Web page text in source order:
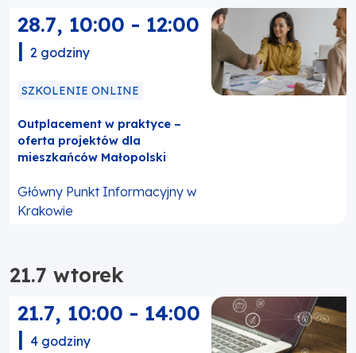
28.7, 10:00 - 12:00
| 2 godziny
SZKOLENIE ONLINE
Outplacement w praktyce –
oferta projektów dla
mieszkańców Małopolski
Główny Punkt Informacyjny w
Krakowie
21.7 wtorek
21.7, 10:00 - 14:00
| 4 godziny